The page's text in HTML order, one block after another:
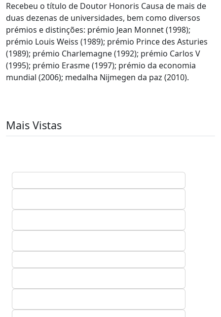
Recebeu o título de Doutor Honoris Causa de mais de
duas dezenas de universidades, bem como diversos
prémios e distinções: prémio Jean Monnet (1998);
prémio Louis Weiss (1989); prémio Prince des Asturies
(1989); prémio Charlemagne (1992); prémio Carlos V
(1995); prémio Erasme (1997); prémio da economia
mundial (2006); medalha Nijmegen da paz (2010).
Mais Vistas